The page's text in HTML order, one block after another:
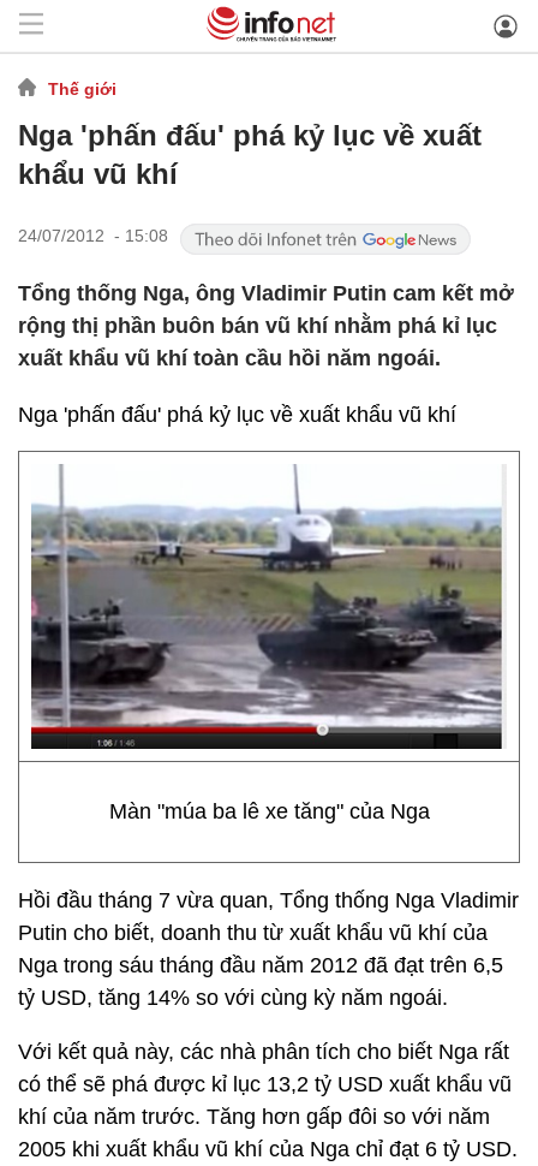
Thế giới
Nga 'phấn đấu' phá kỷ lục về xuất
khẩu vũ khí
24/07/2012 - 15:08
Tổng thống Nga, ông Vladimir Putin cam kết mở
rộng thị phần buôn bán vũ khí nhằm phá kỉ lục
xuất khẩu vũ khí toàn cầu hồi năm ngoái.
Nga 'phấn đấu' phá kỷ lục về xuất khẩu vũ khí
Màn "múa ba lê xe tăng" của Nga
Hồi đầu tháng 7 vừa quan, Tổng thống Nga Vladimir
Putin cho biết, doanh thu từ xuất khẩu vũ khí của
Nga trong sáu tháng đầu năm 2012 đã đạt trên 6,5
tỷ USD, tăng 14% so với cùng kỳ năm ngoái.
Với kết quả này, các nhà phân tích cho biết Nga rất
có thể sẽ phá được kỉ lục 13,2 tỷ USD xuất khẩu vũ
khí của năm trước. Tăng hơn gấp đôi so với năm
2005 khi xuất khẩu vũ khí của Nga chỉ đạt 6 tỷ USD.